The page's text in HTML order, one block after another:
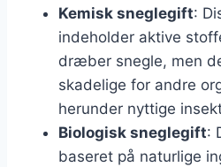
Kemisk sneglegift:
indeholder aktive
dræber snegle, men
skadelige for andre
herunder nyttige
Biologisk sneglegift:
baseret på naturlige